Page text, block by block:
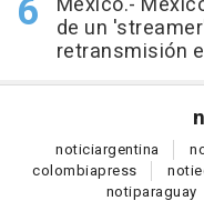
de un
retransmisión
noticiargentina
colombiapress noti
notiparaguay